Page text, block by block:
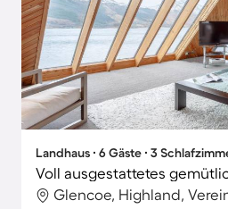
Landhaus ∙ 6 Gäste ∙ 3
Glencoe, Highland,